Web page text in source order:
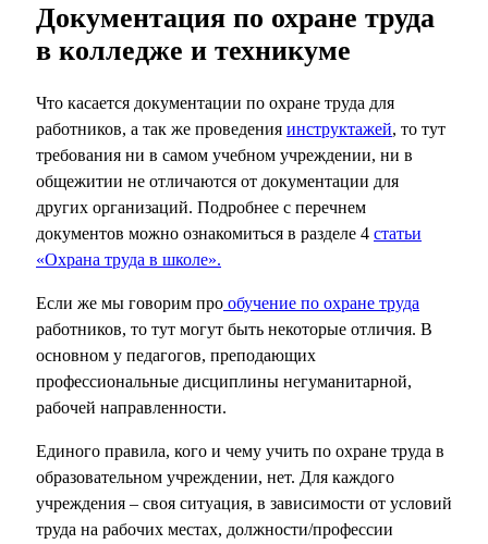
Документация по охране труда
в колледже и техникуме
Что касается документации по охране труда для
работников, а так же проведения инструктажей, то тут
требования ни в самом учебном учреждении, ни в
общежитии не отличаются от документации для
других организаций. Подробнее с перечнем
документов можно ознакомиться в разделе 4 статьи
«Охрана труда в школе».
Если же мы говорим про обучение по охране труда
работников, то тут могут быть некоторые отличия. В
основном у педагогов, преподающих
профессиональные дисциплины негуманитарной,
рабочей направленности.
Единого правила, кого и чему учить по охране труда в
образовательном учреждении, нет. Для каждого
учреждения – своя ситуация, в зависимости от условий
труда на рабочих местах, должности/профессии